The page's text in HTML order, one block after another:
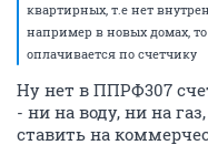
квартирных, т.е нет
например в новых домах,
оплачивается по счетчику
Ну нет в ППРФ307
- ни на воду, ни на
ставить на